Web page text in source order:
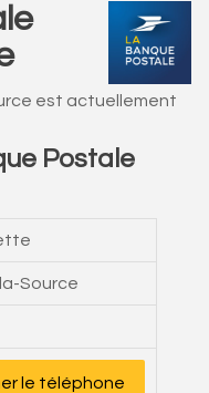
est actuellement
Postale
Source
le téléphone